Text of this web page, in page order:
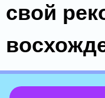
свой